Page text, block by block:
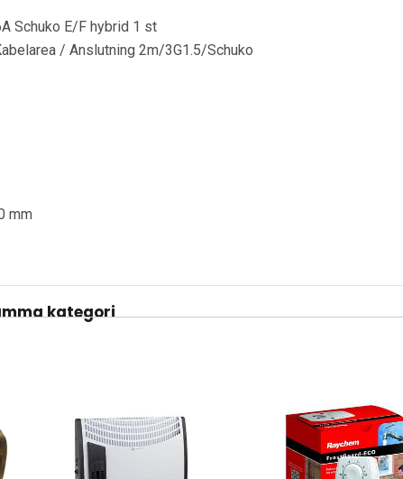
Schuko E/F hybrid 1 st
/ Anslutning 2m/3G1.5/Schuko
mm
kategori